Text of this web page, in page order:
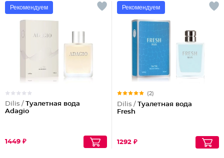
Рекомендуем
Dilis / Туалетная вода
Adagio
1449 ₽
Рекомендуем
(2)
Dilis / Туалетная вода
Fresh
1292 ₽